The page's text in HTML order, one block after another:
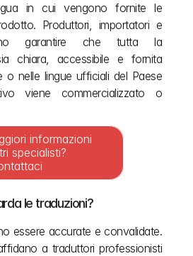
in cui vengono fornite le
Produttori, importatori e
garantire che tutta la
chiara, accessibile e fornita
o nelle lingue ufficiali del Paese
viene commercializzato o
informazioni
specialisti?
le traduzioni?
essere accurate e convalidate.
a traduttori professionisti